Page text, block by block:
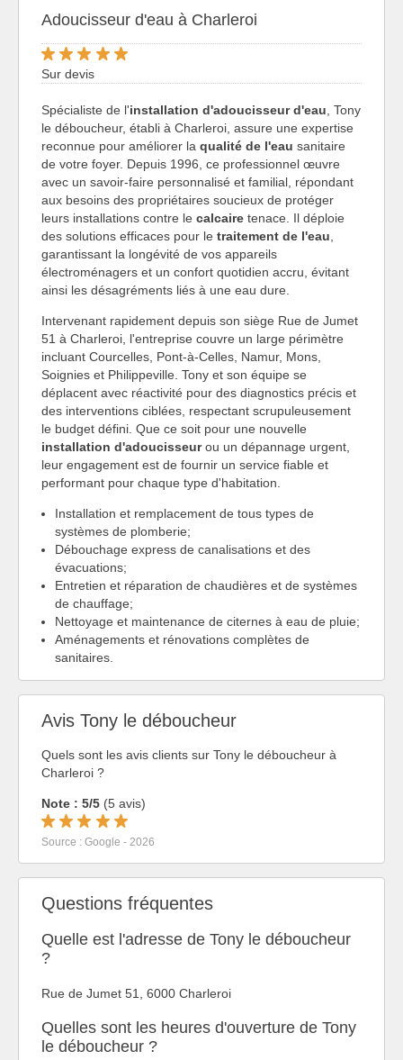
Adoucisseur d'eau à Charleroi
Sur devis
Spécialiste de l'installation d'adoucisseur d'eau , Tony
le déboucheur, établi à Charleroi, assure une expertise
reconnue pour améliorer la qualité de l'eau sanitaire
de votre foyer. Depuis 1996, ce professionnel œuvre
avec un savoir-faire personnalisé et familial, répondant
aux besoins des propriétaires soucieux de protéger
leurs installations contre le calcaire tenace. Il déploie
des solutions efficaces pour le traitement de l'eau
garantissant la longévité de vos appareils
électroménagers et un confort quotidien accru, évitant
ainsi les désagréments liés à une eau dure.
Intervenant rapidement depuis son siège Rue de Jumet
51 à Charleroi, l'entreprise couvre un large périmètre
incluant Courcelles, Pont-à-Celles, Namur, Mons,
Soignies et Philippeville. Tony et son équipe se
déplacent avec réactivité pour des diagnostics précis et
des interventions ciblées, respectant scrupuleusement
le budget défini. Que ce soit pour une nouvelle
installation d'adoucisseurou un dépannage urgent,
leur engagement est de fournir un service fiable et
performant pour chaque type d'habitation.
Installation et remplacement de tous types de
systèmes de plomberie;
Débouchage express de canalisations et des
évacuations;
Entretien et réparation de chaudières et de systèmes
de chauffage;
Nettoyage et maintenance de citernes à eau de pluie;
Aménagements et rénovations complètes de
sanitaires.
Avis Tony le déboucheur
Quels sont les avis clients sur Tony le déboucheur à
Charleroi ?
Note : 5/5 (5 avis)
Source : Google - 2026
Questions fréquentes
Quelle est l'adresse de Tony le déboucheur
?
Rue de Jumet 51, 6000 Charleroi
Quelles sont les heures d'ouverture de Tony
le déboucheur ?